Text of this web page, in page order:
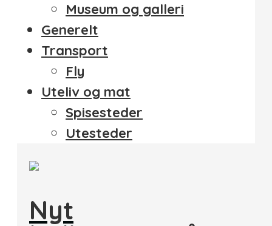
Museum og galleri
Generelt
Transport
Fly
Uteliv og mat
Spisesteder
Utesteder
Nyt